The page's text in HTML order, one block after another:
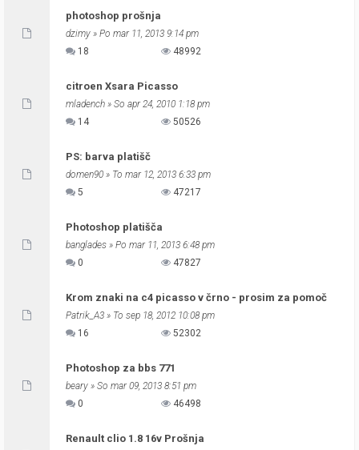
photoshop prošnja
dzimy » Po mar 11, 2013 9:14 pm
18
48992
citroen Xsara Picasso
mladench » So apr 24, 2010 1:18 pm
14
50526
PS: barva platišč
domen90 » To mar 12, 2013 6:33 pm
5
47217
Photoshop platišča
banglades » Po mar 11, 2013 6:48 pm
0
47827
Krom znaki na c4 picasso v črno - prosim za pomoč
Patrik_A3 » To sep 18, 2012 10:08 pm
16
52302
Photoshop za bbs 771
beary » So mar 09, 2013 8:51 pm
0
46498
Renault clio 1.8 16v Prošnja